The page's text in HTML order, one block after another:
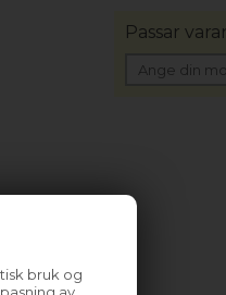
bruk og
Passar